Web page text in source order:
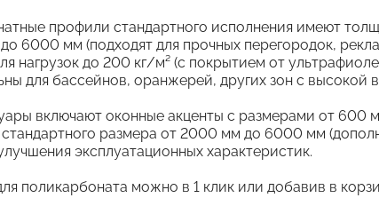
профили стандартного исполнения имеют
6000 мм (подходят для прочных перегородок,
нагрузок до 200 кг/м² (с покрытием от
для бассейнов, оранжерей, других зон с высокой
включают оконные акценты с размерами от 600
размера от 2000 мм до 6000 мм
эксплуатационных характеристик.
поликарбоната можно в 1 клик или добавив в